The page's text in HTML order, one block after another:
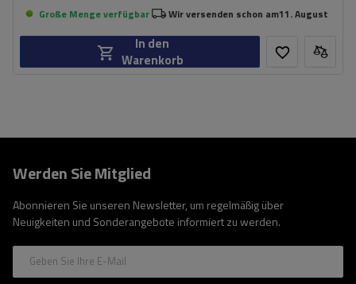
Große Menge verfügbar Wir versenden schon am11. August
In den
Warenkorb
Werden Sie Mitglied
Abonnieren Sie unseren Newsletter, um regelmäßig über
Neuigkeiten und Sonderangebote informiert zu werden.
Geben Sie Ihre E-Mail